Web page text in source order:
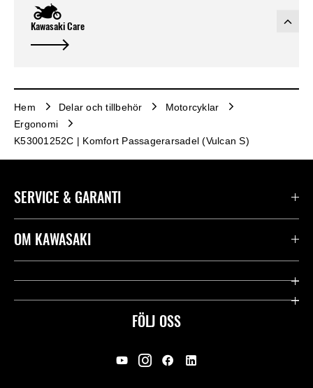
Kawasaki Care
Hem Delar och tillbehör
Motorcyklar
Ergonomi
K53001252C | Komfort Passagerarsadel (Vulcan S)
FÖLJ OSS
SERVICE & GARANTI
Kontakta oss
Användbara länkar
Rättsligt & Sekretess
OM KAWASAKI
Företag